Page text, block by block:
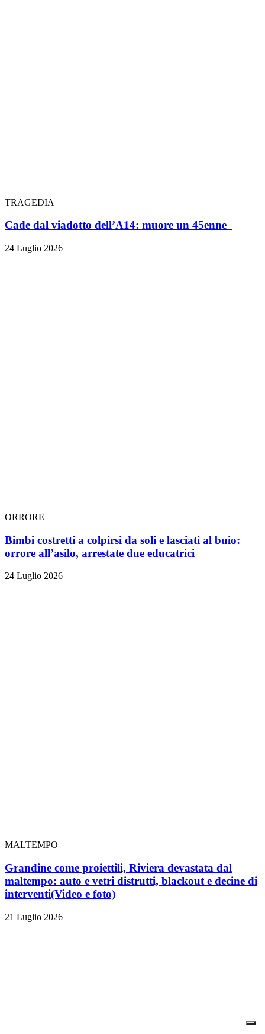
TRAGEDIA
Cade dal viadotto dell’A14: muore un 45enne
24 Luglio 2026
ORRORE
Bimbi costretti a colpirsi da soli e lasciati al buio:
orrore all’asilo, arrestate due educatrici
24 Luglio 2026
MALTEMPO
Grandine come proiettili, Riviera devastata dal
maltempo: auto e vetri distrutti, blackout e decine di
interventi(Video e foto)
21 Luglio 2026